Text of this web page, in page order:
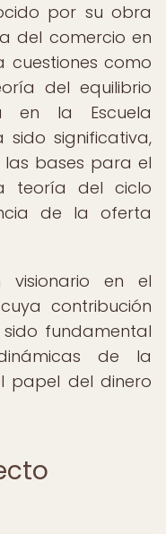
por su obra
del comercio en
como
del equilibrio
en la Escuela
significativa,
bases para el
teoría del ciclo
de la oferta
visionario en el
contribución
fundamental
de la
papel del dinero